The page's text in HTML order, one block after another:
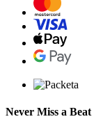
Never Miss a Beat